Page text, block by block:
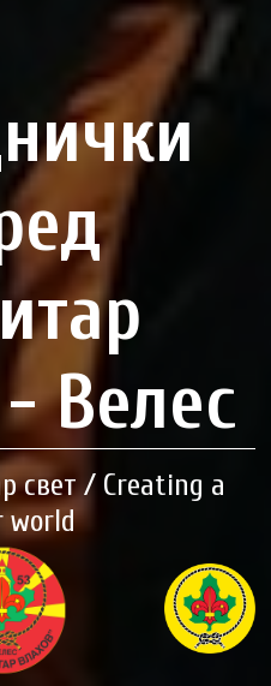
Велес
свет / Creating a
world